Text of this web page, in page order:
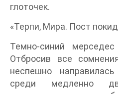
глоточек.
«Терпи, Мира. Пост
Темно-синий
Отбросив все
неспешно
среди медленно